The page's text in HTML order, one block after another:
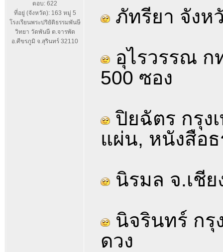
ตอบ: 622
ที่อยู่ (จังหวัด): 163 หมู่ 5
โรงเรียนพระปริยัติธรรมพันษี
วิทยา วัดพันษี ต.จารพัต
อ.ศีขรภูมิ จ.สุรินทร์ 32110
ภัทรียา จังห
อุไรวรรณ ก
500 ซอง
ปิยฉัตร กรุง
แผ่น, หนังสือธ
นิรมล จ.เชีย
นิจรินทร์ กรุ
ดวง